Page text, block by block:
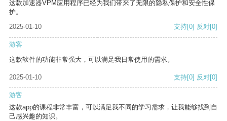
这款加速器VPM应用程序已经为我们带来了无限的隐私保护和安全性保
护。
2025-01-10
支持[0] 反对[0]
游客
这款软件的功能非常强大，可以满足我日常使用的需求。
2025-01-10 支持[0] 反对[0]
游客
这款app的课程非常丰富，可以满足我不同的学习需求，让我能够找到自
己感兴趣的知识。